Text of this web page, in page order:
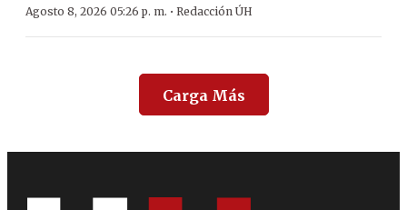
Agosto 8, 2026 05:26 p. m. · Redacción ÚH
Carga Más